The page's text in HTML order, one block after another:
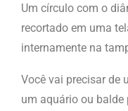
Um círculo com o
recortado em uma
internamente na
Você vai precisar de
um aquário ou